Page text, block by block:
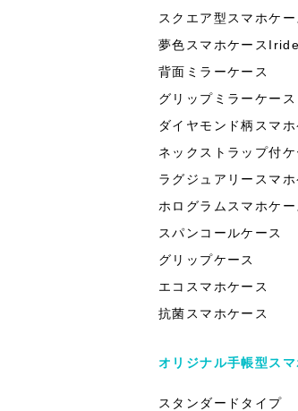
スクエア型スマホケー
夢色スマホケース
背面ミラーケース
グリップミラーケース
ダイヤモンド柄スマホ
ネックストラップ付ケ
ラグジュアリースマホ
ホログラムスマホケー
スパンコールケース
グリップケース
エコスマホケース
抗菌スマホケース
オリジナル手帳型スマ
スタンダードタイプ